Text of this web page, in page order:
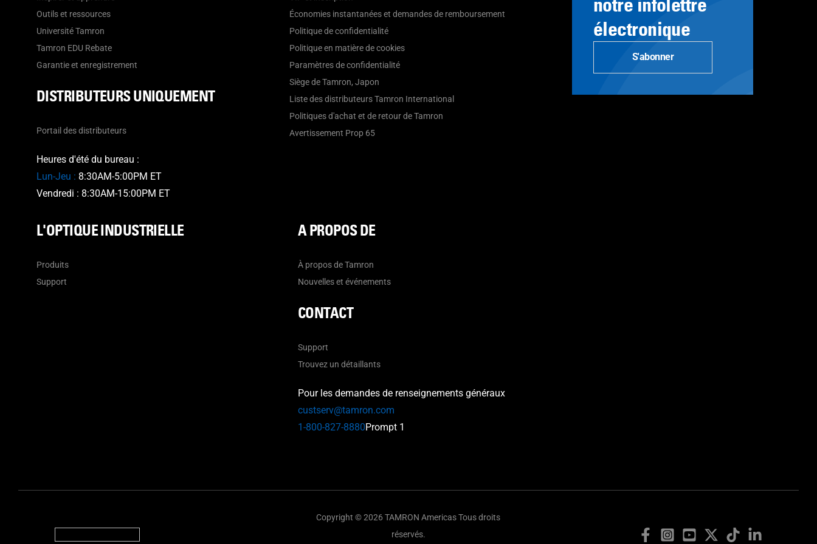
Outils et ressources
Université Tamron
Tamron EDU Rebate
Garantie et enregistrement
DISTRIBUTEURS UNIQUEMENT
Portail des distributeurs
Heures d'été du bureau :
Lun-Jeu : 8:30AM-5:00PM ET
Vendredi : 8:30AM-15:00PM ET
Économies instantanées et demandes de remboursement
Politique de confidentialité
Politique en matière de cookies
Paramètres de confidentialité
Siège de Tamron, Japon
Liste des distributeurs Tamron International
Politiques d'achat et de retour de Tamron
Avertissement Prop 65
L'OPTIQUE INDUSTRIELLE
Produits
Support
A PROPOS DE
À propos de Tamron
Nouvelles et événements
CONTACT
Support
Trouvez un détaillants
Pour les demandes de renseignements généraux
custserv@tamron.com
1-800-827-8880Prompt 1
électronique
S'abonner
Copyright © 2026 TAMRON Americas Tous droits
réservés.